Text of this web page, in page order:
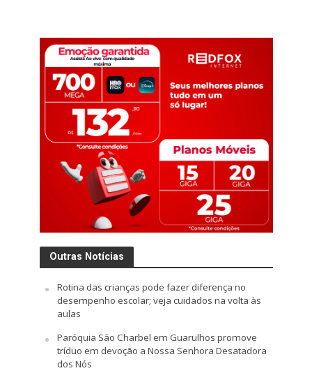
Outras Notícias
Rotina das crianças pode fazer diferença no
desempenho escolar; veja cuidados na volta às
aulas
Paróquia São Charbel em Guarulhos promove
tríduo em devoção a Nossa Senhora Desatadora
dos Nós